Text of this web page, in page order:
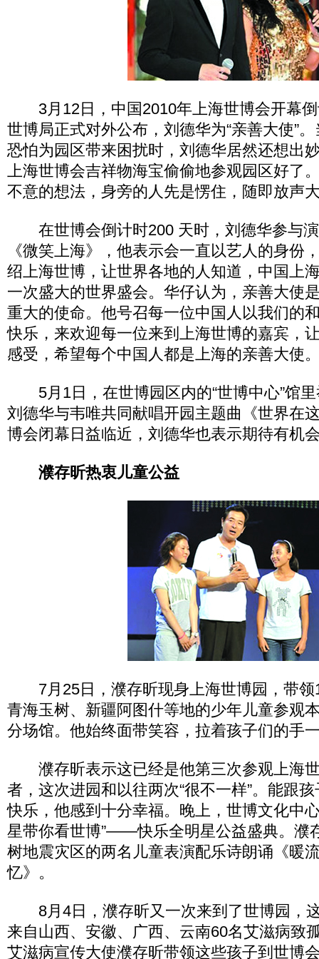
3月12日，中国2010年上海世博会开幕倒
世博局正式对外公布，刘德华为“亲善大使”
恐怕为园区带来困扰时，刘德华居然还想出
上海世博会吉祥物海宝偷偷地参观园区好了
不意的想法，身旁的人先是愣住，随即放声
在世博会倒计时200 天时，刘德华参与演
《微笑上海》，他表示会一直以艺人的身份
绍上海世博，让世界各地的人知道，中国上
一次盛大的世界盛会。华仔认为，亲善大使
重大的使命。他号召每一位中国人以我们的
快乐，来欢迎每一位来到上海世博的嘉宾，
感受，希望每个中国人都是上海的亲善大使
5月1日，在世博园区内的“世博中心”馆里
刘德华与韦唯共同献唱开园主题曲《世界在
博会闭幕日益临近，刘德华也表示期待有机
濮存昕热衷儿童公益
7月25日，濮存昕现身上海世博园，带领
青海玉树、新疆阿图什等地的少年儿童参观
分场馆。他始终面带笑容，拉着孩子们的手
濮存昕表示这已经是他第三次参观上海
者，这次进园和以往两次“很不一样”。能跟
快乐，他感到十分幸福。晚上，世博文化中
星带你看世博”——快乐全明星公益盛典。濮
树地震灾区的两名儿童表演配乐诗朗诵《
忆》。
8月4日，濮存昕又一次来到了世博园，
来自山西、安徽、广西、云南60名艾滋病致
艾滋病宣传大使濮存昕带领这些孩子到世博